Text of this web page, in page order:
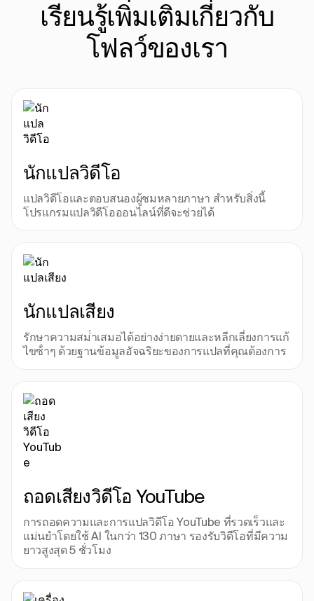
เรียนรู้เพิ่มเติมเกี่ยวกับ
โฟลว์ของเรา
นักแปลวิดีโอ
แปลวิดีโอและตอบสนองผู้ชมหลายภาษา สําหรับสิ่งนี้
โปรแกรมแปลวิดีโอออนไลน์ที่ดีจะช่วยได้
นักแปลเสียง
รักษาความสม่ําเสมอได้อย่างง่ายดายและหลีกเลี่ยงการแก้
ไขซ้ําๆ ด้วยฐานข้อมูลอัจฉริยะของการแปลที่คุณต้องการ
ถอดเสียงวิดีโอ YouTube
การถอดความและการแปลวิดีโอ YouTube ที่รวดเร็วและ
แม่นยําโดยใช้ AI ในกว่า 130 ภาษา รองรับวิดีโอที่มีความ
ยาวสูงสุด 5 ชั่วโมง